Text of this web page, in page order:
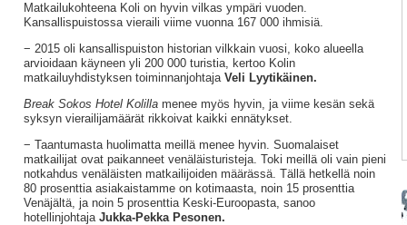
Matkailukohteena Koli on hyvin vilkas ympäri vuoden.
Kansallispuistossa vieraili viime vuonna 167 000 ihmisiä.
− 2015 oli kansallispuiston historian vilkkain vuosi, koko alueella
arvioidaan käyneen yli 200 000 turistia, kertoo Kolin
matkailuyhdistyksen toiminnanjohtaja Veli Lyytikäinen.
Break Sokos Hotel Kolillamenee myös hyvin, ja viime kesän sekä
syksyn vierailijamäärät rikkoivat kaikki ennätykset.
− Taantumasta huolimatta meillä menee hyvin. Suomalaiset
matkailijat ovat paikanneet venäläisturisteja. Toki meillä oli vain pieni
notkahdus venäläisten matkailijoiden määrässä. Tällä hetkellä noin
80 prosenttia asiakaistamme on kotimaasta, noin 15 prosenttia
Venäjältä, ja noin 5 prosenttia Keski-Euroopasta, sanoo
hotellinjohtaja Jukka-Pekka Pesonen.